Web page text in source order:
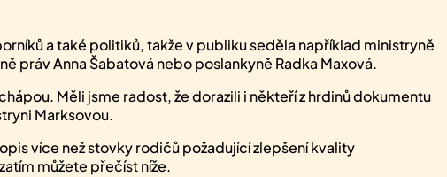
a také politiků, takže v publiku seděla například ministryně
práv Anna Šabatová nebo poslankyně Radka Maxová.
Měli jsme radost, že dorazili i někteří z hrdinů dokumentu
Marksovou.
více než stovky rodičů požadující zlepšení kvality
můžete přečíst níže.